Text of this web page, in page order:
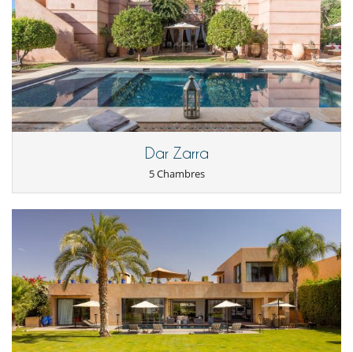
Dar Zarra
5 Chambres